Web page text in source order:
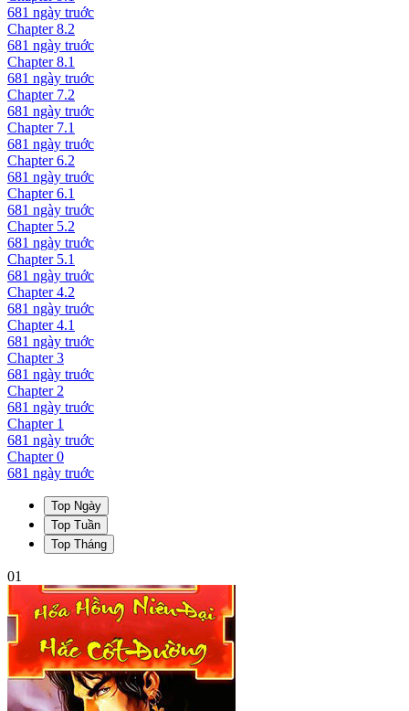
681 ngày truớc
Chapter8.2
681 ngày truớc
Chapter8.1
681 ngày truớc
Chapter 7.2
681 ngày truớc
Chapter 7.1
681 ngày truớc
Chapter6.2
681 ngày truớc
Chapter6.1
681 ngày truớc
Chapter 5.2
681 ngày truớc
Chapter 5.1
681 ngày truớc
Chapter4.2
681 ngày truớc
Chapter4.1
681 ngày truớc
Chapter3
681 ngày truớc
Chapter 2
681 ngày truớc
Chapter 1
681 ngày truớc
Chapter0
681 ngày truớc
Top Ngày
Top Tuần
Top Tháng
01